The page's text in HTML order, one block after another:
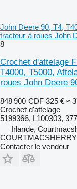
John Deere 90, T4,
tracteur à roues John
8
Crochet d'attelage
T4000, T5000,
roues John Deere
848 900 CDF 325 € ≈
Crochet d'attelage
5199366, L100303,
Irlande,
Contacter le vendeur